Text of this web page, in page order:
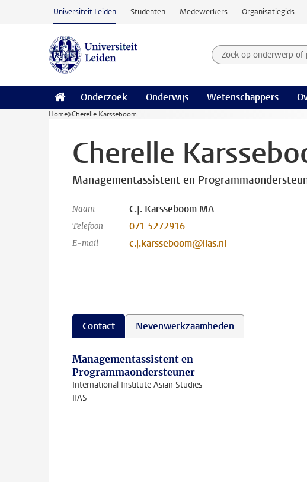
Ga naar hoofdinhoud
Universiteit Leiden Studenten Medewerkers Organisatiegids
Zoek op
Zoekterm
Onderzoek Onderwijs Wetenschappers
Home Cherelle Karsseboom
Cherelle
Managementassistent en
Naam C.J. Karsseboom MA
Telefoon 071 5272916
E-mail c.j.karsseboom@iias.nl
Contact Nevenwerkzaamheden
Managementassistent en
Programmaondersteuner
International Institute Asian Studies
IIAS